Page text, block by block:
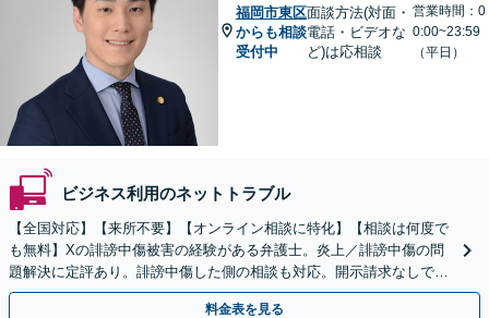
福岡市東区
からも相談
受付中
面談方法(対面・
電話・ビデオな
ど)は応相談
営業時間：0
0:00~23:59
（平日）
ビジネス利用のネットトラブル
【全国対応】【来所不要】【オンライン相談に特化】【相談は何度で
も無料】Xの誹謗中傷被害の経験がある弁護士。炎上／誹謗中傷の問
題解決に定評あり。誹謗中傷した側の相談も対応。開示請求なしで本
人の特定ができる場合もあり。
料金表を見る